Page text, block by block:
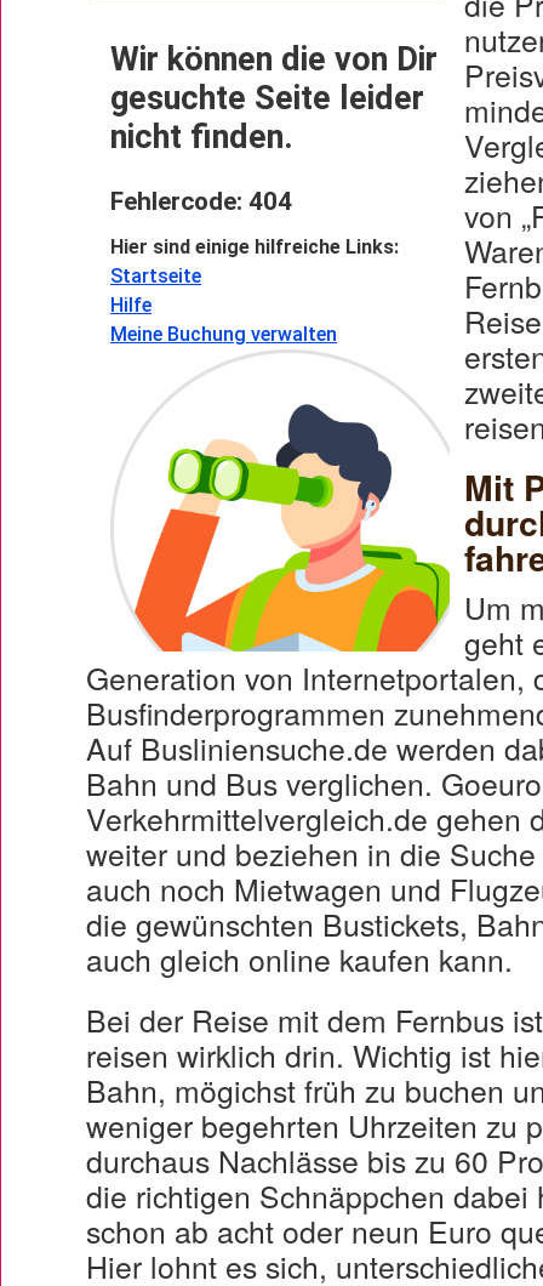
von
Mit
Um
geht
Generation von Internetportalen,
Busfinderprogrammen
Auf Busliniensuche.de werden
Bahn und Bus verglichen.
Verkehrmittelvergleich.de gehen
weiter und beziehen in die
auch noch Mietwagen und
die gewünschten Bustickets,
auch gleich online kaufen kann.
Bei der Reise mit dem Fernbus
reisen wirklich drin. Wichtig ist
Bahn, mögichst früh zu buchen
weniger begehrten Uhrzeiten zu
durchaus Nachlässe bis zu 60
die richtigen Schnäppchen dabei
schon ab acht oder neun Euro
Hier lohnt es sich,